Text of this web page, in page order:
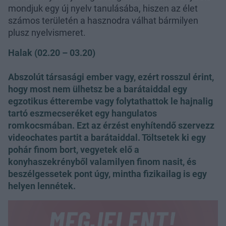
mondjuk egy új nyelv tanulásába, hiszen az élet
számos területén a hasznodra válhat bármilyen
plusz nyelvismeret.
Halak (02.20 – 03.20)
Abszolút társasági ember vagy, ezért rosszul érint,
hogy most nem ülhetsz be a barátaiddal egy
egzotikus étterembe vagy folytathattok le hajnalig
tartó eszmecseréket egy hangulatos
romkocsmában. Ezt az érzést enyhítendő szervezz
videochates partit a barátaiddal. Töltsetek ki egy
pohár finom bort, vegyetek elő a
konyhaszekrényből valamilyen finom nasit, és
beszélgessetek pont úgy, mintha fizikailag is egy
helyen lennétek.